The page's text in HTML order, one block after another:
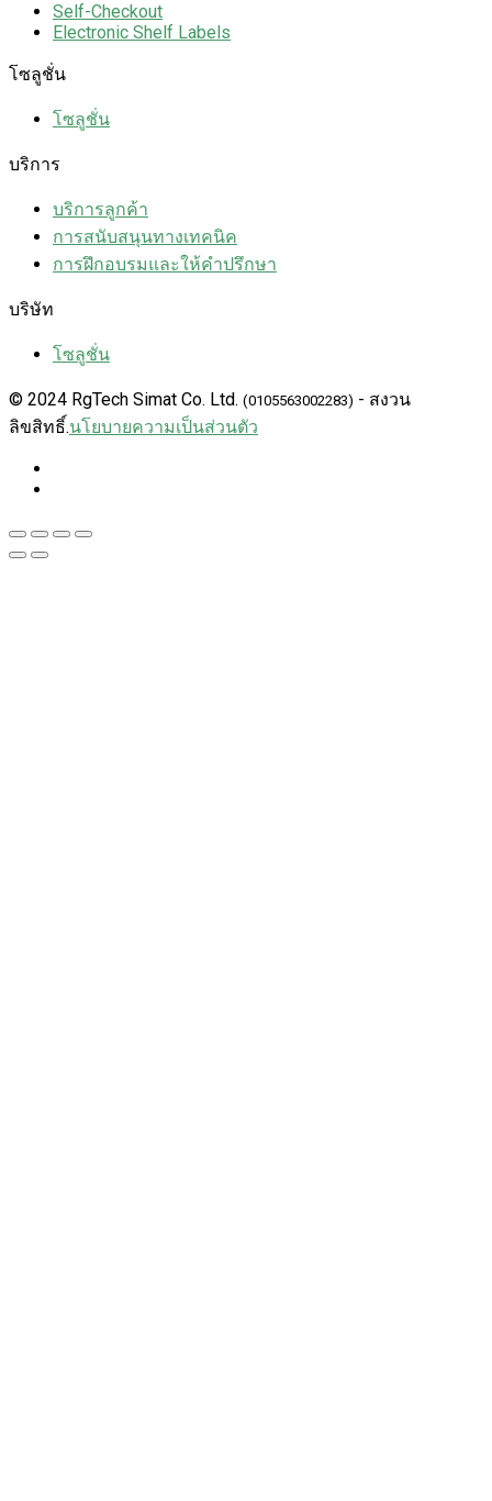
Self-Checkout
Electronic Shelf Labels
โซลูชั่น
โซลูชั่น
บริการ
บริการลูกค้า
การสนับสนุนทางเทคนิค
การฝึกอบรมและให้คำปรึกษา
บริษัท
โซลูชั่น
© 2024 RgTech Simat Co. Ltd. (0105563002283) - สงวน
ลิขสิทธิ์.นโยบายความเป็นส่วนตัว